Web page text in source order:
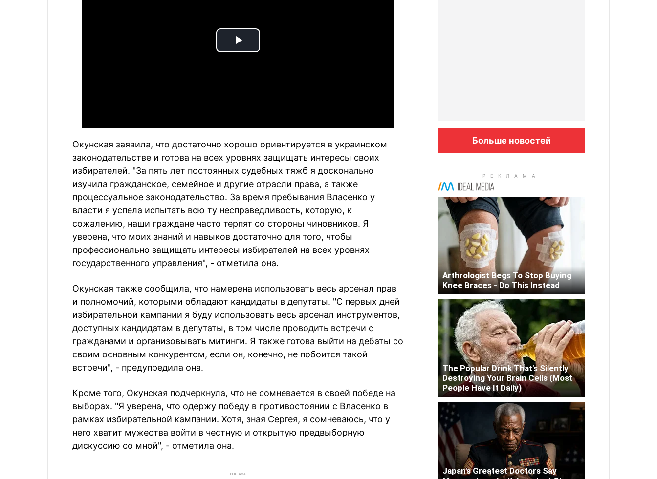
Play
Окунская заявила, что достаточно хорошо ориентируется в украинском
законодательстве и готова на всех уровнях защищать интересы своих
избирателей. "За пять лет постоянных судебных тяжб я досконально
изучила гражданское, семейное и другие отрасли права, а также
процессуальное законодательство. За время пребывания Власенко у
власти я успела испытать всю ту несправедливость, которую, к
сожалению, наши граждане часто терпят со стороны чиновников. Я
уверена, что моих знаний и навыков достаточно для того, чтобы
профессионально защищать интересы избирателей на всех уровнях
государственного управления", - отметила она.
Окунская также сообщила, что намерена использовать весь арсенал прав
и полномочий, которыми обладают кандидаты в депутаты. "С первых дней
избирательной кампании я буду использовать весь арсенал инструментов,
доступных кандидатам в депутаты, в том числе проводить встречи с
гражданами и организовывать митинги. Я также готова выйти на дебаты со
своим основным конкурентом, если он, конечно, не побоится такой
встречи", - предупредила она.
Кроме того, Окунская подчеркнула, что не сомневается в своей победе на
выборах. "Я уверена, что одержу победу в противостоянии с Власенко в
рамках избирательной кампании. Хотя, зная Сергея, я сомневаюсь, что у
него хватит мужества войти в честную и открытую предвыборную
дискуссию со мной", - отметила она.
РЕКЛАМА
Больше новостей